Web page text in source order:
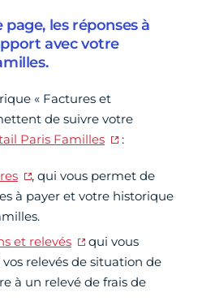
les réponses à
avec votre
« Factures et
de suivre votre
Paris Familles :
, qui vous permet de
à payer et votre historique
et relevés
qui vous
relevés de situation de
à un relevé de frais de